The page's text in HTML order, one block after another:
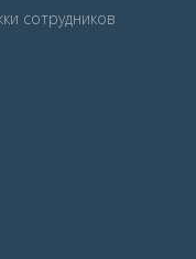
сотрудников